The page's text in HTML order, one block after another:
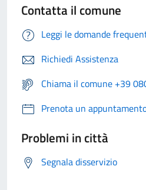
Contatta il comune
Leggi le domande
Richiedi Assistenza
Chiama il comune +39
Prenota un
Problemi in città
Segnala disservizio